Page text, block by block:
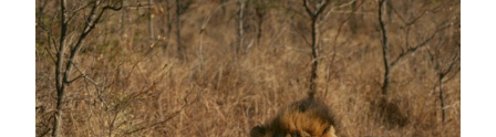
D
Dankbaarheid
Dankdag
Drank
Duisternis